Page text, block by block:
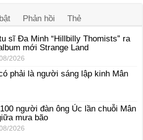
Phản hồi Thẻ
sĩ Đa Minh “Hillbilly Thomists” ra
mới Strange Land
2026
phải là người sáng lập kinh Mân
người đàn ông Úc lần chuỗi Mân
mưa bão
2026